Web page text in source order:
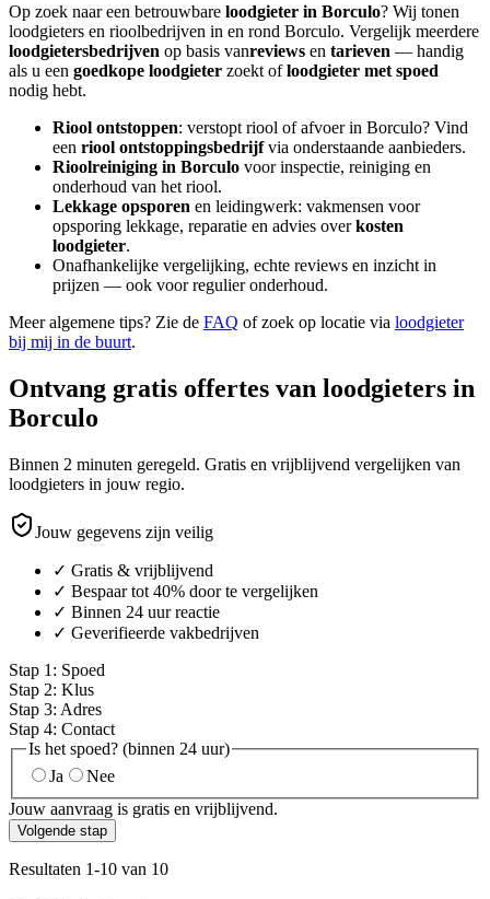
Op zoek naar een betrouwbare loodgieter in Borculo? Wij tonen
loodgieters en rioolbedrijven in en rond Borculo. Vergelijk meerdere
loodgietersbedrijven op basis vanreviews en tarieven — handig
als u een goedkope loodgieter zoekt ofloodgieter met spoed
nodig hebt.
Riool ontstoppen: verstopt riool of afvoer in Borculo? Vind
een riool ontstoppingsbedrijfvia onderstaande aanbieders.
Rioolreiniging in Borculo voor inspectie, reiniging en
onderhoud van het riool.
Lekkage opsporen en leidingwerk: vakmensen voor
opsporing lekkage, reparatie en advies overkosten
loodgieter.
Onafhankelijke vergelijking, echte reviews en inzicht in
prijzen — ook voor regulier onderhoud.
Meer algemene tips? Zie de FAQ of zoek op locatie via loodgieter
bij mij in de buurt.
Ontvang gratis offertes van loodgieters in
Borculo
Binnen 2 minuten geregeld. Gratis en vrijblijvend vergelijken van
loodgieters in jouw regio.
Jouw gegevens zijn veilig
✓ Gratis & vrijblijvend
✓ Bespaar tot 40% door te vergelijken
✓ Binnen 24 uur reactie
✓ Geverifieerde vakbedrijven
Stap 1 : Spoed
Stap 2: Klus
Stap 3: Adres
Stap 4: Contact
Is het spoed? (binnen 24 uur)
Ja
Nee
Jouw aanvraag is gratis en vrijblijvend.
Volgende stap
Resultaten 1-10 van 10